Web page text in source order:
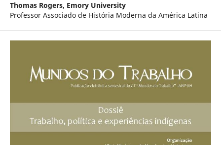
Thomas Rogers, Emory University
Professor Associado de História Moderna da América Latina